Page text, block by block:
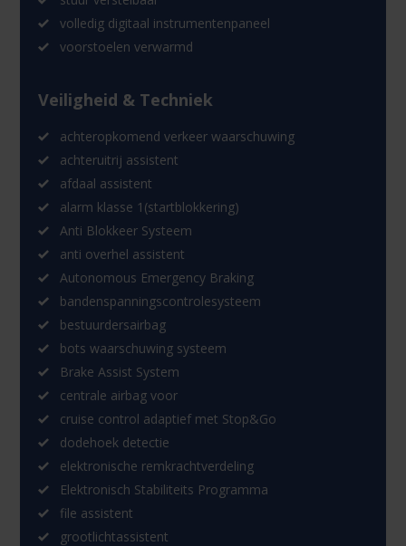
volledig digitaal instrumentenpaneel
voorstoelen verwarmd
Veiligheid & Techniek
achteropkomend verkeer waarschuwing
achteruitrij assistent
afdaal assistent
alarm klasse 1(startblokkering)
Anti Blokkeer Systeem
anti overhel assistent
Autonomous Emergency Braking
bandenspanningscontrolesysteem
bestuurdersairbag
bots waarschuwing systeem
Brake Assist System
centrale airbag voor
cruise control adaptief met Stop&Go
dodehoek detectie
elektronische remkrachtverdeling
Elektronisch Stabiliteits Programma
file assistent
grootlichtassistent